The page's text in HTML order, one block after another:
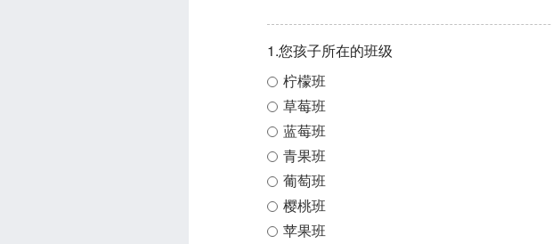
1.您孩子所在的班级
柠檬班
草莓班
蓝莓班
青果班
葡萄班
樱桃班
苹果班